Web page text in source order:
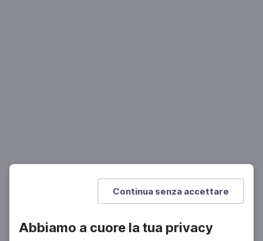
Continua senza accettare
Abbiamo a cuore la tua privacy
Enrico Caruso: il "Fanciullo del West"
Il 2 agosto del 1921 moriva il leggendario tenore